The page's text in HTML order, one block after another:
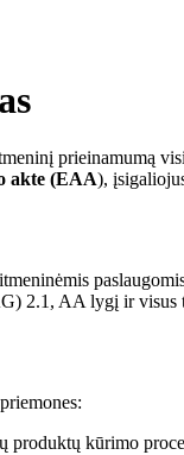
prieinamumą
akte (EAA),
2.1, AA lygį ir visus
produktų kūrimo